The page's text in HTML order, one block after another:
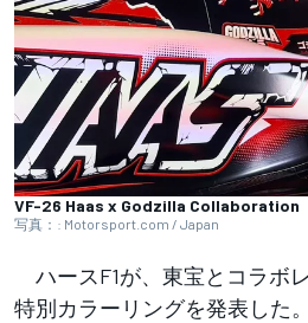
VF-26 Haas x Godzilla Collaboration
写真：: Motorsport.com / Japan
ハースF1が、東宝とコラボ
特別カラーリングを発表した